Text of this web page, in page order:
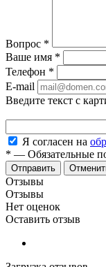
Вопрос *
Ваше имя *
Телефон *
E-mail
Введите текст с
Я согласен на
* — Обязательные
Отзывы
Отзывы
Нет оценок
Оставить отзыв